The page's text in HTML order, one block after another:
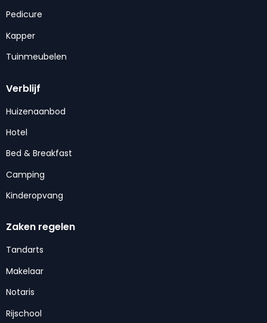
Pedicure
Kapper
Tuinmeubelen
Verblijf
Huizenaanbod
Hotel
Bed & Breakfast
Camping
Kinderopvang
Zaken regelen
Tandarts
Makelaar
Notaris
Rijschool